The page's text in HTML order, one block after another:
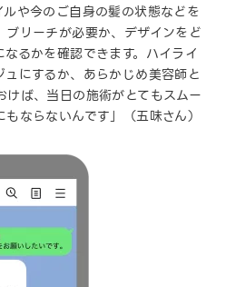
ルや今のご自身の髪の状態などを
リーチが必要か、デザインをど
るかを確認できます。ハイライ
にするか、あらかじめ美容師と
ば、当日の施術がとてもスムー
ならないんです」（五味さん）